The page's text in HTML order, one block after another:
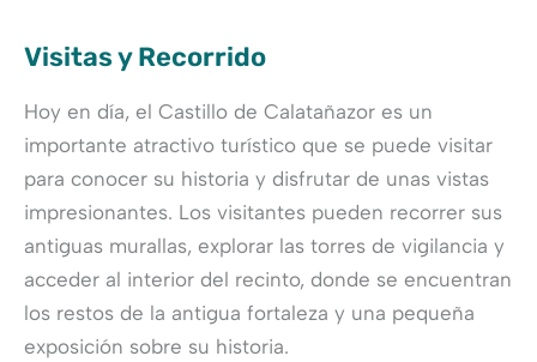
Visitas y Recorrido
Hoy en día, el Castillo de Calatañazor es un
importante atractivo turístico que se puede visitar
para conocer su historia y disfrutar de unas vistas
impresionantes. Los visitantes pueden recorrer sus
antiguas murallas, explorar las torres de vigilancia y
acceder al interior del recinto, donde se encuentran
los restos de la antigua fortaleza y una pequeña
exposición sobre su historia.